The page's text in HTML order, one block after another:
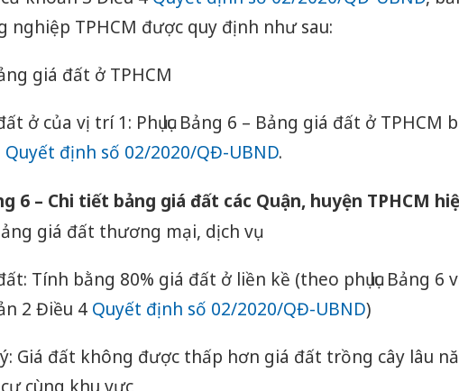
nghiệp TPHCM được quy định như sau:
giá đất ở TPHCM
ở của vị trí 1: Phụ lục Bảng 6 – Bảng giá đất ở TPHCM
Quyết định số 02/2020/QĐ-UBND.
6 – Chi tiết bảng giá đất các Quận, huyện TPHCM
giá đất thương mại, dịch vụ
Tính bằng 80% giá đất ở liền kề (theo phụ lục Bảng 6
2 Điều 4 Quyết định số 02/2020/QĐ-UBND)
Giá đất không được thấp hơn giá đất trồng cây lâu
cùng khu vực